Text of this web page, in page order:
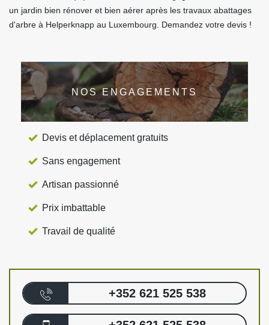
un jardin bien rénover et bien aérer après les travaux abattages
d'arbre à Helperknapp au Luxembourg. Demandez votre devis !
NOS ENGAGEMENTS
Devis et déplacement gratuits
Sans engagement
Artisan passionné
Prix imbattable
Travail de qualité
+352 621 525 538